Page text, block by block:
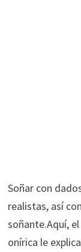
Soñar con
realistas, así
soñante.Aquí,
onírica le